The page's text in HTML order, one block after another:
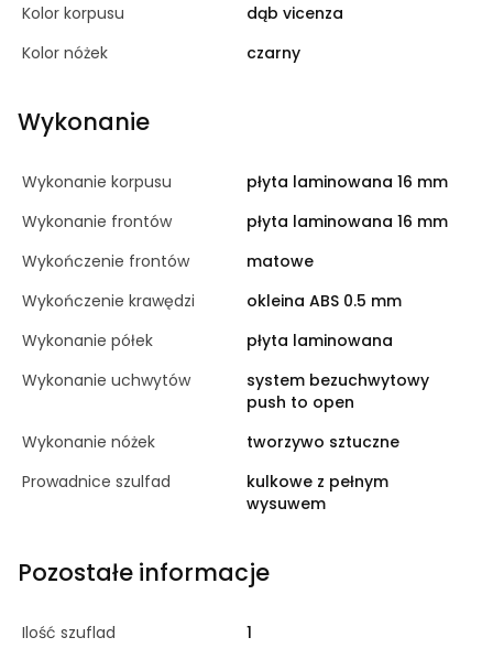
Kolor korpusu
dąb vicenza
Kolor nóżek
czarny
Wykonanie
Wykonanie korpusu
płyta laminowana 16 mm
Wykonanie frontów
płyta laminowana 16 mm
Wykończenie frontów
matowe
Wykończenie krawędzi
okleina ABS 0.5 mm
Wykonanie półek
płyta laminowana
Wykonanie uchwytów
system bezuchwytowy
push to open
Wykonanie nóżek
tworzywo sztuczne
Prowadnice szulfad
kulkowe z pełnym
wysuwem
Pozostałe informacje
Ilość szuflad
1